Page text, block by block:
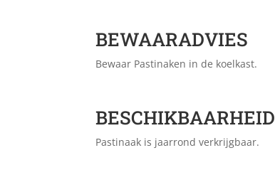
BEWAARADVIES
Bewaar Pastinaken in de koelkast.
BESCHIKBAARHEID
Pastinaak is jaarrond verkrijgbaar.